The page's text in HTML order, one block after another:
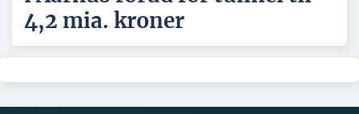
4,2 mia. kroner